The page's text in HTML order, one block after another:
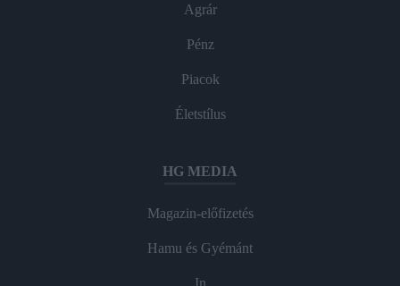
Agrár
Pénz
Piacok
Életstílus
HG MEDIA
Magazin-előfizetés
Hamu és Gyémánt
In